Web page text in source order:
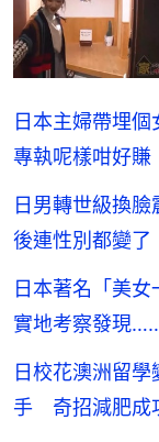
日本主婦帶埋
專執呢樣咁好賺
日男轉世級換
後連性別都變了
日本著名「美
實地考察發現
日校花澳洲留
手 奇招減肥成